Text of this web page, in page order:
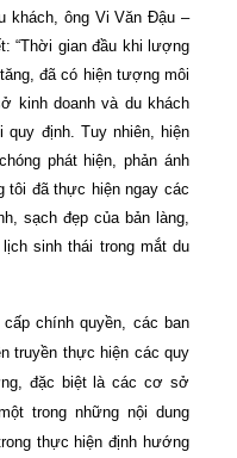
khách, ông Vi Văn Đậu –
“Thời gian đầu khi lượng
đã có hiện tượng môi
kinh doanh và du khách
định. Tuy nhiên, hiện
phát hiện, phản ánh
tôi đã thực hiện ngay các
sạch đẹp của bản làng,
sinh thái trong mắt du
chính quyền, các ban
truyền thực hiện các quy
đặc biệt là các cơ sở
trong những nội dung
thực hiện định hướng